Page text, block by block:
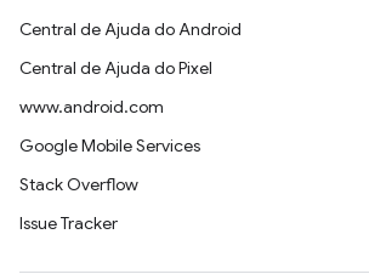
Central de Ajuda do Android
Central de Ajuda do Pixel
www.android.com
Google Mobile Services
Stack Overflow
Issue Tracker